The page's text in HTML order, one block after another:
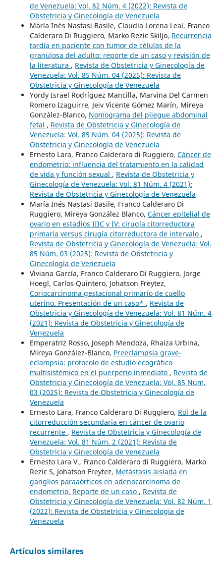
de Venezuela: Vol. 82 Núm. 4 (2022): Revista de
Obstetricia y Ginecología de Venezuela
María Inés Nastasi Basile, Claudia Lorena Leal, Franco
Calderaro Di Ruggiero, Marko Rezic Skiljo, Recurrencia
tardía en paciente con tumor de células de la
granulosa del adulto: reporte de un caso y revisión de
la literatura , Revista de Obstetricia y Ginecología de
Venezuela: Vol. 85 Núm. 04 (2025): Revista de
Obstetricia y Ginecología de Venezuela
Yordy Israel Rodríguez Mancilla, Marvina Del Carmen
Romero Izaguirre, Jeiv Vicente Gómez Marín, Mireya
González-Blanco, Nomograma del pliegue abdominal
fetal , Revista de Obstetricia y Ginecología de
Venezuela: Vol. 85 Núm. 04 (2025): Revista de
Obstetricia y Ginecología de Venezuela
Ernesto Lara, Franco Calderaro di Ruggiero, Cáncer de
endometrio: influencia del tratamiento en la calidad
de vida y función sexual , Revista de Obstetricia y
Ginecología de Venezuela: Vol. 81 Núm. 4 (2021):
Revista de Obstetricia y Ginecología de Venezuela
María Inés Nastasi Basile, Franco Calderaro Di
Ruggiero, Mireya González Blanco, Cáncer epitelial de
ovario en estadios IIIC y IV: cirugía citorreductora
primaria versus cirugía citorreductora de intervalo ,
Revista de Obstetricia y Ginecología de Venezuela: Vol.
85 Núm. 03 (2025): Revista de Obstetricia y
Ginecología de Venezuela
Viviana García, Franco Calderaro Di Ruggiero, Jorge
Hoegl, Carlos Quintero, Johatson Freytez,
Coriocarcinoma gestacional primario de cuello
uterino. Presentación de un caso* , Revista de
Obstetricia y Ginecología de Venezuela: Vol. 81 Núm. 4
(2021): Revista de Obstetricia y Ginecología de
Venezuela
Emperatriz Rosso, Joseph Mendoza, Rhaiza Urbina,
Mireya González-Blanco, Preeclampsia grave-
eclampsia: protocolo de estudio ecográfico
multisistémico en el puerperio inmediato , Revista de
Obstetricia y Ginecología de Venezuela: Vol. 85 Núm.
03 (2025): Revista de Obstetricia y Ginecología de
Venezuela
Ernesto Lara, Franco Calderaro Di Ruggiero, Rol de la
citorreducción secundaria en cáncer de ovario
recurrente , Revista de Obstetricia y Ginecología de
Venezuela: Vol. 81 Núm. 2 (2021): Revista de
Obstetricia y Ginecología de Venezuela
Ernesto Lara V., Franco Calderaro di Ruggiero, Marko
Rezic S, Johatson Freytez, Metástasis aislada en
ganglios paraaórticos en adenocarcinoma de
endometrio. Reporte de un caso , Revista de
Obstetricia y Ginecología de Venezuela: Vol. 82 Núm. 1
(2022): Revista de Obstetricia y Ginecología de
Venezuela
Artículos similares